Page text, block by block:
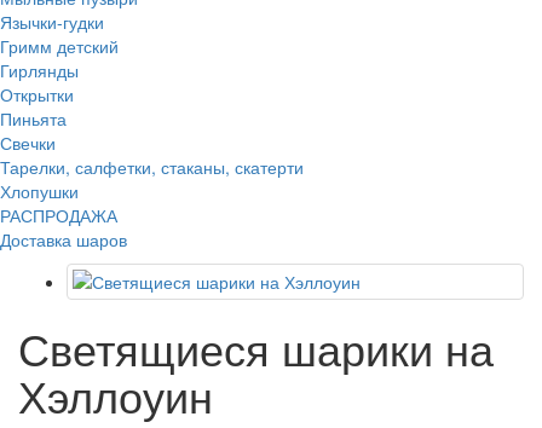
Язычки-гудки
Гримм детский
Гирлянды
Открытки
Пиньята
Свечки
Тарелки, салфетки, стаканы, скатерти
Хлопушки
РАСПРОДАЖА
Доставка шаров
Светящиеся шарики на
Хэллоуин